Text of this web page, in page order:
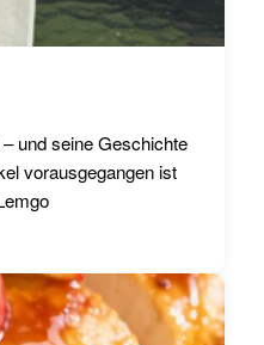
und seine Geschichte
vorausgegangen ist